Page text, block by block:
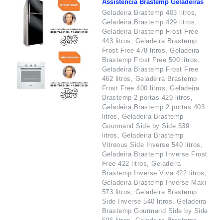
Assistência Brastemp Geladeiras
Geladeira Brastemp 403 litros,
Geladeira Brastemp 429 litros,
Geladeira Brastemp Frost Free
443 litros, Geladeira Brastemp
Frost Free 478 litros, Geladeira
Brastemp Frost Free 500 litros,
Geladeira Brastemp Frost Free
462 litros, Geladeira Brastemp
Frost Free 400 litros, Geladeira
Brastemp 2 portas 429 litros,
Geladeira Brastemp 2 portas 403
litros, Geladeira Brastemp
Gourmand Side by Side 539
litros, Geladeira Brastemp
Vitreous Side Inverse 540 litros,
Geladeira Brastemp Inverse Frost
Free 422 litros, Geladeira
Brastemp Inverse Viva 422 litros,
Geladeira Brastemp Inverse Maxi
573 litros, Geladeira Brastemp
Side Inverse 540 litros, Geladeira
Brastemp Gourmand Side by Side